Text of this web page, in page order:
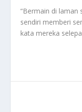
“Bermain di laman
sendiri memberi
kata mereka